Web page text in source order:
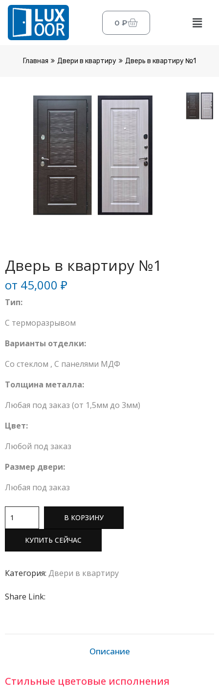
0 ₽
Главная Двери в квартиру Дверь в квартиру №1
Дверь в квартиру №1
от 45,000 ₽
Тип:
С терморазрывом
Варианты отделки:
Со стеклом , С панелями МДФ
Толщина металла:
Любая под заказ (от 1,5мм до 3мм)
Цвет:
Любой под заказ
Размер двери:
Любая под заказ
В КОРЗИНУ
КУПИТЬ СЕЙЧАС
Категория: Двери в квартиру
Share Link:
Описание
Стильные цветовые исполнения